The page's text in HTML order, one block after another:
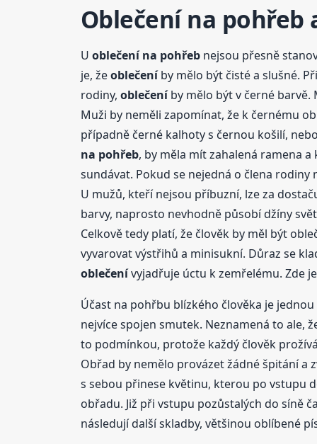
Oblečení na pohřeb
U oblečení na pohřebnejsou přesně
je, žeoblečeníby mělo být čisté a slušné.
rodiny, oblečeníby mělo být v černé barvě.
Muži by neměli zapomínat, že k černému
případně černé kalhoty s černou košilí,
na pohřeb, by měla mít zahalená ramena
sundávat. Pokud se nejedná o člena rodiny
U mužů, kteří nejsou příbuzní, lze za
barvy, naprosto nevhodně působí džíny
Celkově tedy platí, že člověk by měl být
vyvarovat výstřihů a minisukní. Důraz se
oblečenívyjadřuje úctu k zemřelému. Zde
Účast na pohřbu blízkého člověka je
nejvíce spojen smutek. Neznamená to ale,
to podmínkou, protože každý člověk
Obřad by nemělo provázet žádné špitání
s sebou přinese květinu, kterou po vstupu
obřadu. Již při vstupu pozůstalých do síně
následují další skladby, většinou oblíbené